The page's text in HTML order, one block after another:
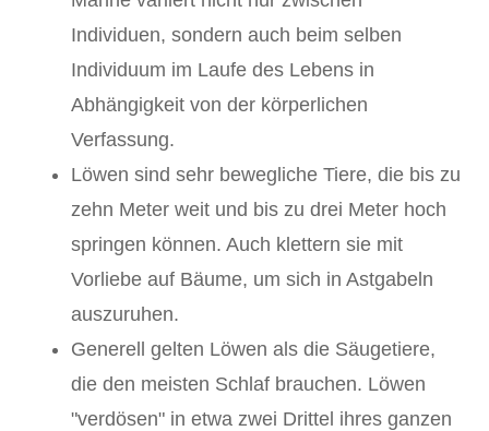
Individuen, sondern auch beim selben
Individuum im Laufe des Lebens in
Abhängigkeit von der körperlichen
Verfassung.
Löwen sind sehr bewegliche Tiere, die bis zu
zehn Meter weit und bis zu drei Meter hoch
springen können. Auch klettern sie mit
Vorliebe auf Bäume, um sich in Astgabeln
auszuruhen.
Generell gelten Löwen als die Säugetiere,
die den meisten Schlaf brauchen. Löwen
"verdösen" in etwa zwei Drittel ihres ganzen